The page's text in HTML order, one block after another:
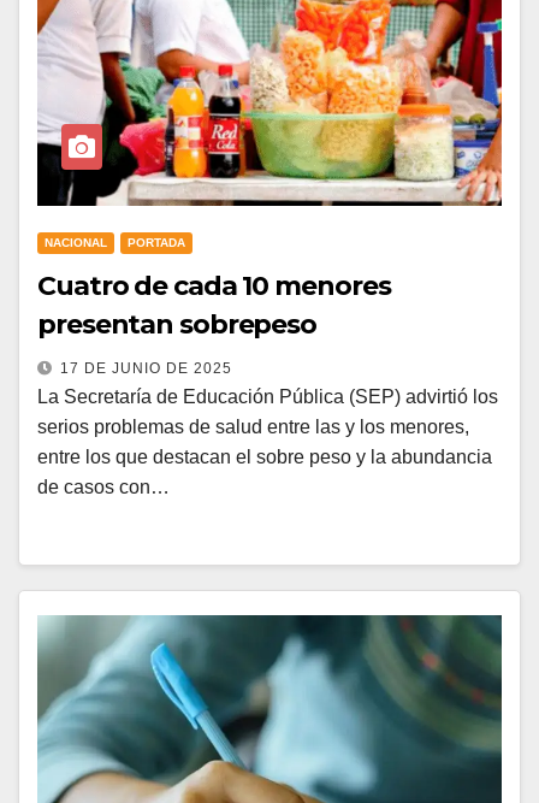
NACIONAL PORTADA
Cuatro de cada 10 menores
presentan sobrepeso
17 DE JUNIO DE 2025
La Secretaría de Educación Pública (SEP) advirtió los
serios problemas de salud entre las y los menores,
entre los que destacan el sobre peso y la abundancia
de casos con…